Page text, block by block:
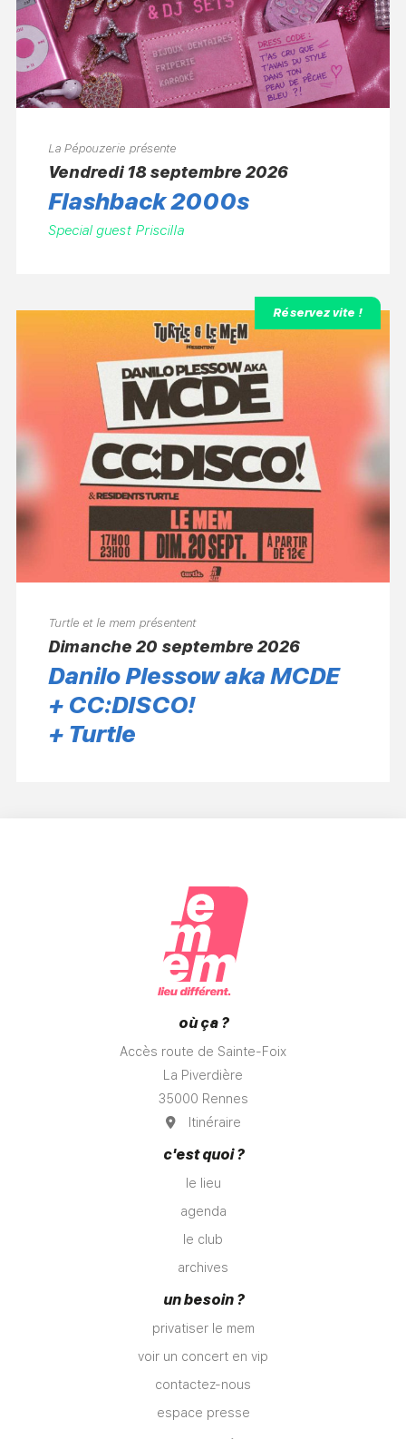
La Pépouzerie présente
vendredi 18 septembre 2026
Flashback 2000s
Special guest Priscilla
Réservez vite !
Turtle et le mem présentent
dimanche 20 septembre 2026
Danilo Plessow aka MCDE
+ CC:DISCO!
+ Turtle
où ça ?
Accès route de Sainte-Foix
La Piverdière
35000 Rennes
Itinéraire
c'est quoi ?
le lieu
agenda
le club
archives
un besoin ?
privatiser le mem
voir un concert en vip
contactez-nous
espace presse